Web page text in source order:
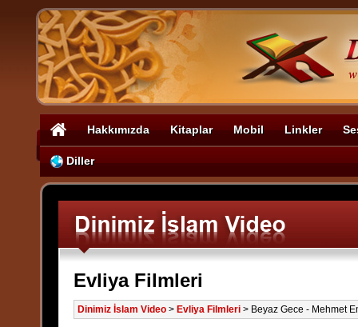
Hakkımızda Kitaplar Mobil Linkler
Diller
Evliya Filmleri
Dinimiz İslam Video> Evliya Filmleri> Beyaz Gece - Mehmet